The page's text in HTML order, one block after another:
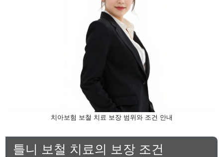
치아보험 보철 치료 보장 범위와 조건 안내
틀니 보철 치료의 보장 조건